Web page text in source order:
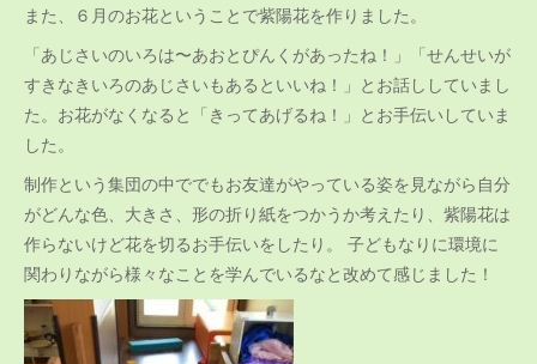
また、６月のお花ということで紫陽花を作りました。
「あじさいのいろは〜あおとぴんくがあったね！」「せんせいが
すきなきいろのあじさいもあるといいね！」とお話ししていまし
た。お花がなくなると「きってあげるね！」とお手伝いしていま
した。
制作という集団の中ででもお友達がやっている姿を見ながら自分
がどんな色、大きさ、形の折り紙をつかうか考えたり、紫陽花は
作らないけど花を切るお手伝いをしたり。 子どもなりに環境に
関わりながら様々なことを学んでいるなと改めて感じました！